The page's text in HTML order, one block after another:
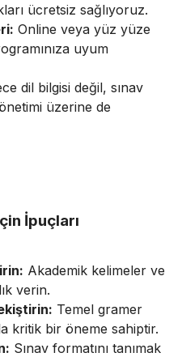
ücretsiz sağlıyoruz.
Online veya yüz yüze
uyum
dil bilgisi değil, sınav
üzerine de
İpuçları
Akademik kelimeler ve
verin.
Temel gramer
kritik bir öneme sahiptir.
Sınav formatını tanımak